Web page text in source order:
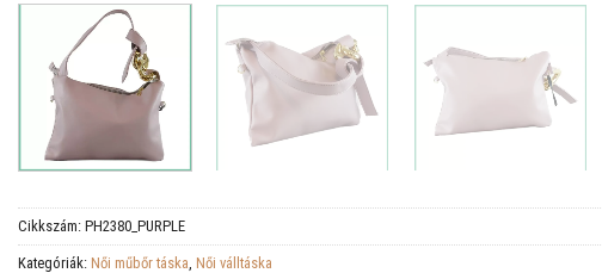
Cikkszám: PH2380_PURPLE
Kategóriák: Női műbőr táska Női válltáska